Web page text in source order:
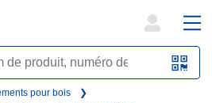
QR-
search
form
pour bois